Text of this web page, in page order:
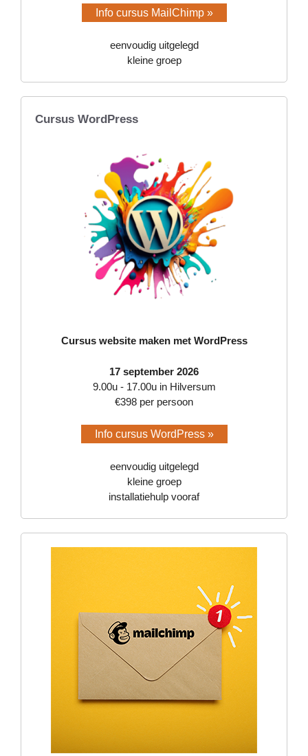
Info cursus MailChimp »
eenvoudig uitgelegd
kleine groep
Cursus WordPress
Cursus website maken met WordPress
17 september 2026
9.00u - 17.00u in Hilversum
€398 per persoon
Info cursus WordPress »
eenvoudig uitgelegd
kleine groep
installatiehulp vooraf